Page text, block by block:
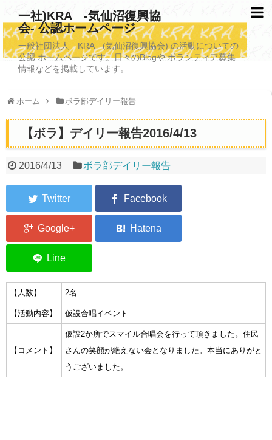
一社)KRA -気仙沼復興協
会- 公認ホームページ
一般社団法人 KRA (気仙沼復興協会) の活動についての
公認 ホームページです。日々のBlogや ボランティア募集
情報などを掲載しています。
ホーム ボラ部デイリー報告
【ボラ】デイリー報告2016/4/13
2016/4/13 ボラ部デイリー報告
【人数】 2名
【活動内容】 仮設合唱イベント
【コメント】
仮設2か所でスマイル合唱会を行って頂きました。住民
さんの笑顔が絶えない会となりました。本当にありがと
うございました。
TOPページ
KRAについて
写真救済事業
福祉事業
埋蔵発掘/資料整備事業
2026年3月11日捜索活動ボランティア募集 NEW
集中捜索活動の記録
ボランティア募集要項
ボランティアさん集合写真館
被災者支援活動【休止中】